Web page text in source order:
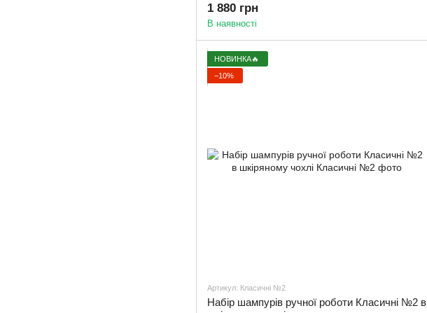
1 880 грн
В наявності
НОВИНКА🔥
−10%
Артикул: Класичні №2
Набір шампурів ручної роботи Класичні №2 в